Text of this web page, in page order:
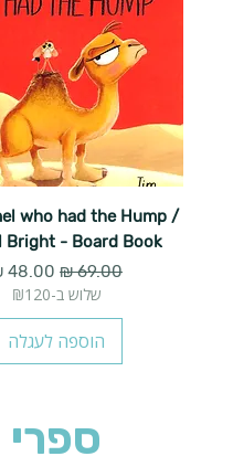
who had the Hump /
Bright - Board Book
מחיר רגיל מחיר
שלוש ב-₪120
הוספה לעגלה
ספרי